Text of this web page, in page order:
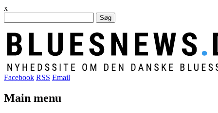
x
efter:
Facebook RSS Email
Main menu